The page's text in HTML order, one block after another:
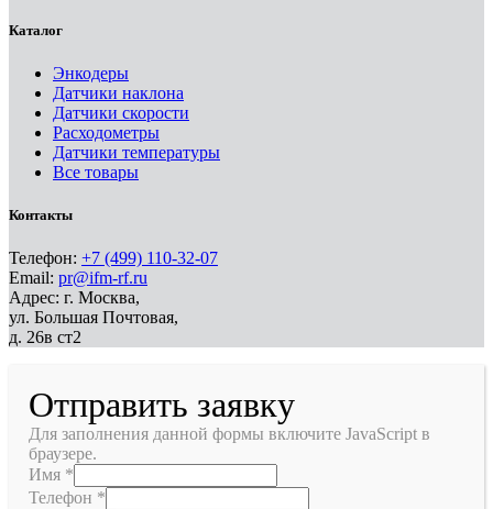
Каталог
Энкодеры
Датчики наклона
Датчики скорости
Расходометры
Датчики температуры
Все товары
Контакты
Телефон: +7 (499) 110-32-07
Email: pr@ifm-rf.ru
Адрес: г. Москва,
ул. Большая Почтовая,
д. 26в ст2
Отправить заявку
Для заполнения данной формы включите JavaScript в
браузере.
Имя *
Телефон *